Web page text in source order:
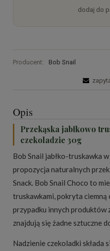
dodaj do
Producent: Bob Snail
Opis
Przekąska jabłkowo
czekoladzie 30g
Bob Snail jabłko-truskawka
propozycja naturalnych
Snack. Bob Snail Choco to
truskawkami, pokryta ciemną
przypadku innych produktów
znajdują się żadne sztuczne
Nadzienie czekoladki składa